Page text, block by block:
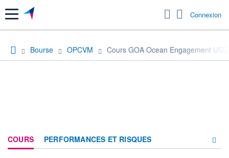
Menu Connexion
Bourse OPCVM Cours GOA Ocean Engagement
COURS PERFORMANCES ET RISQUES